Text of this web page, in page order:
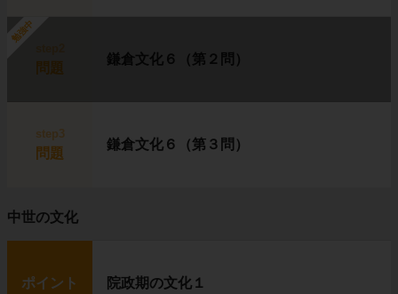
勉強中
問題
鎌倉文化６（第２問）
step3
問題
鎌倉文化６（第３問）
中世の文化
ポイント 院政期の文化１